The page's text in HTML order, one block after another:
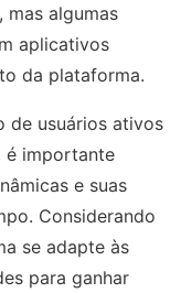
mas algumas
aplicativos
da plataforma.
de usuários ativos
é importante
e suas
Considerando
se adapte às
para ganhar